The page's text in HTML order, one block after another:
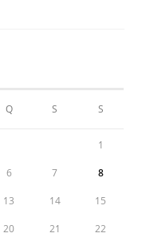
Q S S
1
6 7 8
13 14 15
20 21 22